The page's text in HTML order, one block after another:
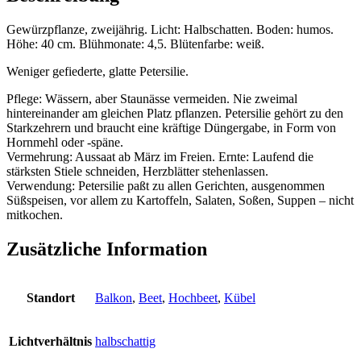
Gewürzpflanze, zweijährig. Licht: Halbschatten. Boden: humos.
Höhe: 40 cm. Blühmonate: 4,5. Blütenfarbe: weiß.
Weniger gefiederte, glatte Petersilie.
Pflege: Wässern, aber Staunässe vermeiden. Nie zweimal
hintereinander am gleichen Platz pflanzen. Petersilie gehört zu den
Starkzehrern und braucht eine kräftige Düngergabe, in Form von
Hornmehl oder -späne.
Vermehrung: Aussaat ab März im Freien. Ernte: Laufend die
stärksten Stiele schneiden, Herzblätter stehenlassen.
Verwendung: Petersilie paßt zu allen Gerichten, ausgenommen
Süßspeisen, vor allem zu Kartoffeln, Salaten, Soßen, Suppen – nicht
mitkochen.
Zusätzliche Information
Standort Balkon, Beet, Hochbeet, Kübel
Lichtverhältnis halbschattig